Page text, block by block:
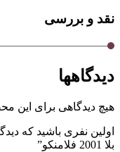
نقد و بررسی
دیدگاهها
هیچ دیدگاهی برای این
اولین نفری باشید که
بلا 2001 فلامنکو”